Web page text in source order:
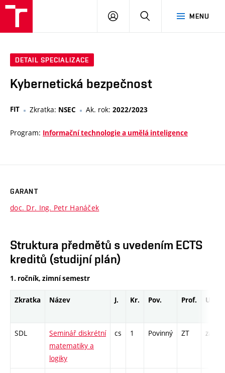
MENU
PŘIHLÁSIT
DETAIL SPECIALIZACE
Kybernetická bezpečnost
FIT Zkratka: NSEC Ak. rok: 2022/2023
Program: Informační technologie a umělá inteligence
GARANT
doc. Dr. Ing. Petr Hanáček
Struktura předmětů s uvedením ECTS
kreditů (studijní plán)
1. ročník, zimní semestr
Zkratka Název J. Kr. Pov. Prof. Uk.
SDL
Seminář diskrétní
matematiky a
logiky
cs 1 Povinný ZT zá